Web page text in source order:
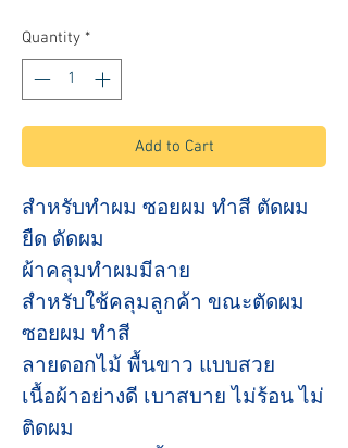
Quantity *
Add to Cart
สำหรับทำผม ซอยผม ทำสี ตัดผม
ยืด ดัดผม
ผ้าคลุมทำผมมีลาย
สำหรับใช้คลุมลูกค้า ขณะตัดผม
ซอยผม ทำสี
ลายดอกไม้ พื้นขาว แบบสวย
เนื้อผ้าอย่างดี เบาสบาย ไม่ร้อน ไม่
ติดผม